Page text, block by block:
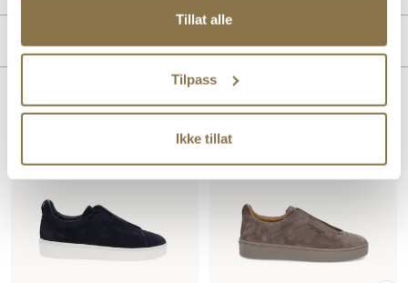
Tillat alle
Tilpass
Ikke tillat
For:Skinn
Merke
Lignende produkter